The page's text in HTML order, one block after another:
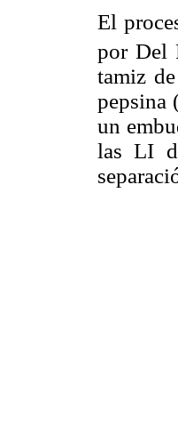
El
por Del
tamiz
pepsina
un
las LI